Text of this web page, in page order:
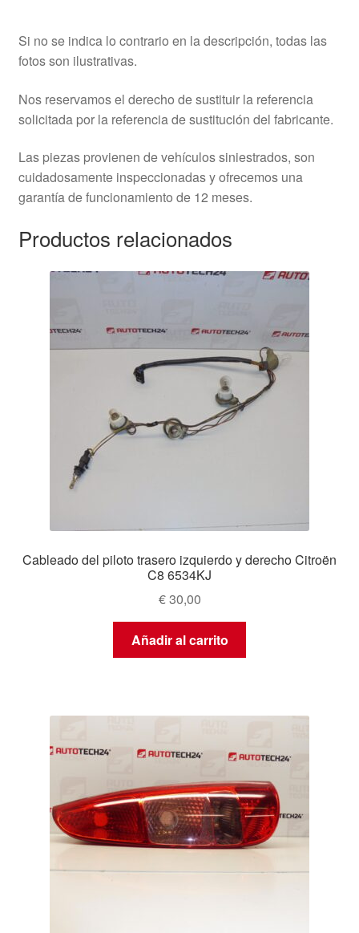
Si no se indica lo contrario en la descripción, todas las
fotos son ilustrativas.
Nos reservamos el derecho de sustituir la referencia
solicitada por la referencia de sustitución del fabricante.
Las piezas provienen de vehículos siniestrados, son
cuidadosamente inspeccionadas y ofrecemos una
garantía de funcionamiento de 12 meses.
Productos relacionados
Cableado del piloto trasero izquierdo y derecho Citroën
C8 6534KJ
€30,00
Añadir al carrito